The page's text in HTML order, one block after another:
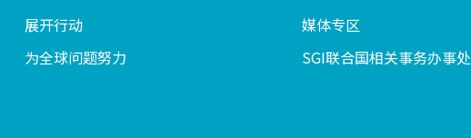
展开行动
为全球问题努力
媒体专区
SGI联合国相关事务办事处